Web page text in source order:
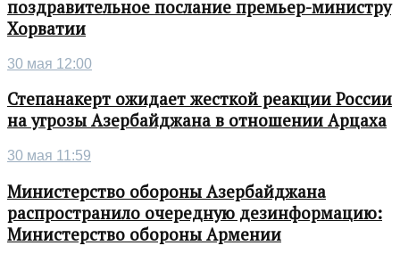
поздравительное послание премьер-министру
Хорватии
30 мая 12:00
Степанакерт ожидает жесткой реакции России
на угрозы Азербайджана в отношении Арцаха
30 мая 11:59
Министерство обороны Азербайджана
распространило очередную дезинформацию:
Министерство обороны Армении